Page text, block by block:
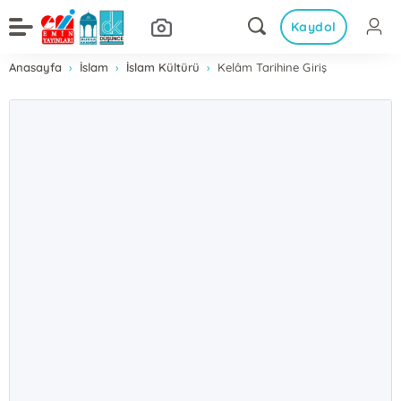
Kaydol
Anasayfa İslam İslam Kültürü Kelâm Tarihine Giriş